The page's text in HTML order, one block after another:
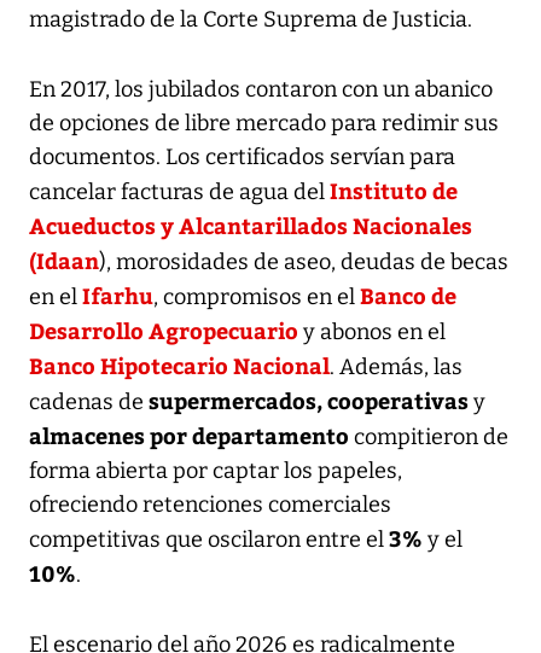
magistrado de la Corte Suprema de Justicia.
En 2017, los jubilados contaron con un abanico
de opciones de libre mercado para redimir sus
documentos. Los certificados servían para
cancelar facturas de agua delInstituto de
Acueductos y Alcantarillados Nacionales
(Idaan), morosidades de aseo, deudas de becas
en elIfarhu, compromisos en elBanco de
Desarrollo Agropecuario y abonos en el
Banco Hipotecario Nacional. Además, las
cadenas de supermercados, cooperativasy
almacenes por departamento compitieron de
forma abierta por captar los papeles,
ofreciendo retenciones comerciales
competitivas que oscilaron entre el3% y el
10%.
El escenario del año 2026 es radicalmente